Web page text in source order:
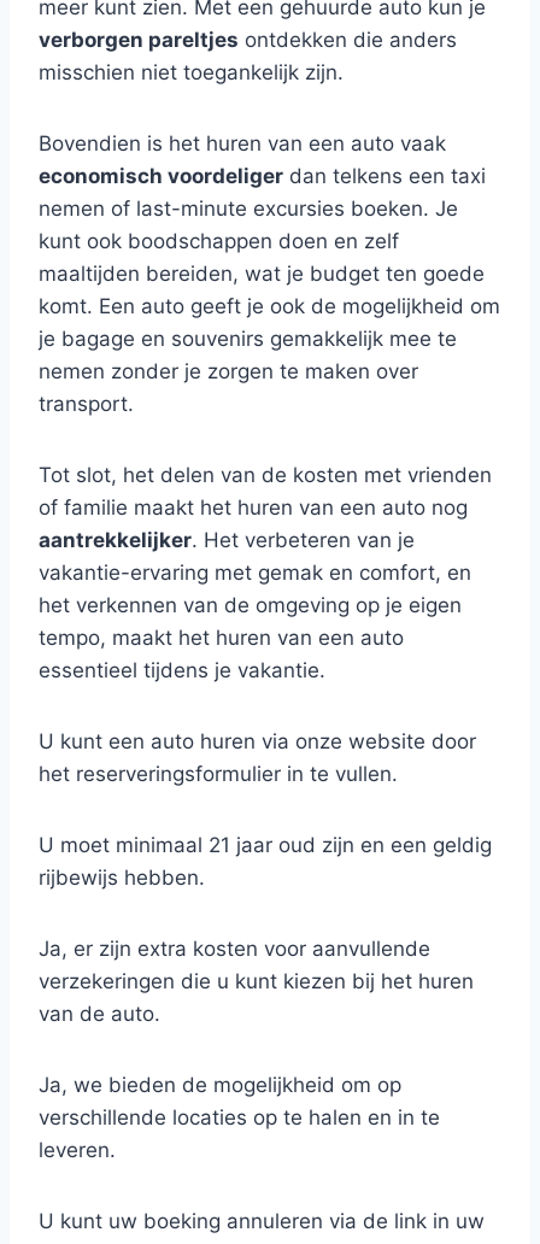
meer kunt zien. Met een gehuurde auto kun je
verborgen pareltjes ontdekken die anders
misschien niet toegankelijk zijn.
Bovendien is het huren van een auto vaak
economisch voordeliger dan telkens een taxi
nemen of last-minute excursies boeken. Je
kunt ook boodschappen doen en zelf
maaltijden bereiden, wat je budget ten goede
komt. Een auto geeft je ook de mogelijkheid om
je bagage en souvenirs gemakkelijk mee te
nemen zonder je zorgen te maken over
transport.
Tot slot, het delen van de kosten met vrienden
of familie maakt het huren van een auto nog
aantrekkelijker. Het verbeteren van je
vakantie-ervaring met gemak en comfort, en
het verkennen van de omgeving op je eigen
tempo, maakt het huren van een auto
essentieel tijdens je vakantie.
U kunt een auto huren via onze website door
het reserveringsformulier in te vullen.
U moet minimaal 21 jaar oud zijn en een geldig
rijbewijs hebben.
Ja, er zijn extra kosten voor aanvullende
verzekeringen die u kunt kiezen bij het huren
van de auto.
Ja, we bieden de mogelijkheid om op
verschillende locaties op te halen en in te
leveren.
U kunt uw boeking annuleren via de link in uw